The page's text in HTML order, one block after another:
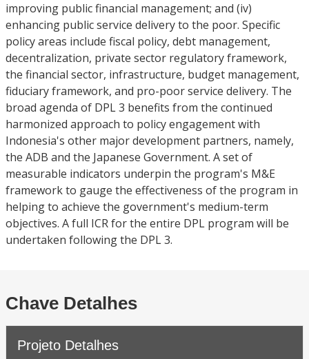
improving public financial management; and (iv)
enhancing public service delivery to the poor. Specific
policy areas include fiscal policy, debt management,
decentralization, private sector regulatory framework,
the financial sector, infrastructure, budget management,
fiduciary framework, and pro-poor service delivery. The
broad agenda of DPL 3 benefits from the continued
harmonized approach to policy engagement with
Indonesia's other major development partners, namely,
the ADB and the Japanese Government. A set of
measurable indicators underpin the program's M&E
framework to gauge the effectiveness of the program in
helping to achieve the government's medium-term
objectives. A full ICR for the entire DPL program will be
undertaken following the DPL 3.
Chave Detalhes
Projeto Detalhes